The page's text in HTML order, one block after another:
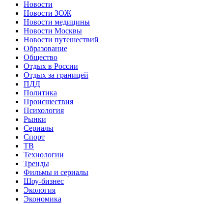
Новости
Новости ЗОЖ
Новости медицины
Новости Москвы
Новости путешествий
Образование
Общество
Отдых в России
Отдых за границей
ПДД
Политика
Происшествия
Психология
Рынки
Сериалы
Спорт
ТВ
Технологии
Тренды
Фильмы и сериалы
Шоу-бизнес
Экология
Экономика